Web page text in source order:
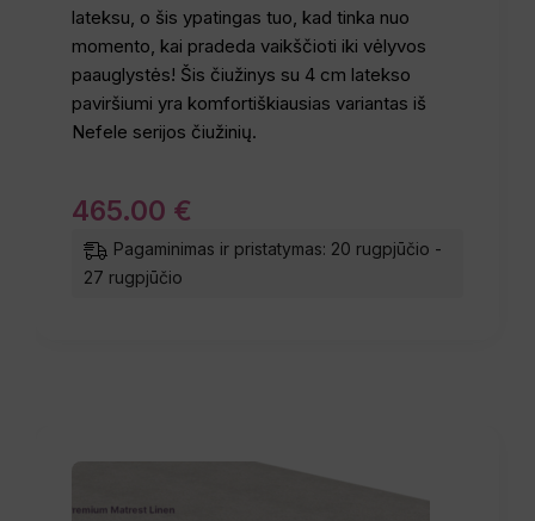
lateksu, o šis ypatingas tuo, kad tinka nuo
momento, kai pradeda vaikščioti iki vėlyvos
paauglystės! Šis čiužinys su 4 cm latekso
paviršiumi yra komfortiškiausias variantas iš
Nefele serijos čiužinių.
465.00 €
Pagaminimas ir pristatymas: 20 rugpjūčio -
27 rugpjūčio